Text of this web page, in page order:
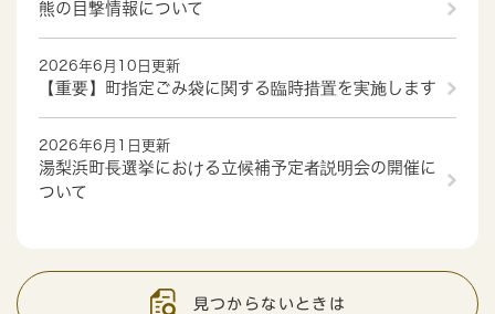
熊の目撃情報について
2026年6月10日更新
【重要】町指定ごみ袋に関する臨時措置を実施します
2026年6月1日更新
湯梨浜町長選挙における立候補予定者説明会の開催に
ついて
見つからないときは